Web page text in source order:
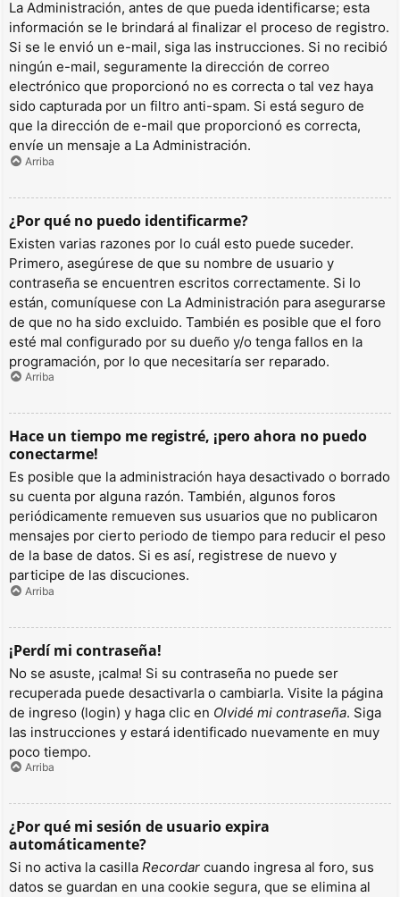
La Administración, antes de que pueda identificarse; esta
información se le brindará al finalizar el proceso de registro.
Si se le envió un e-mail, siga las instrucciones. Si no recibió
ningún e-mail, seguramente la dirección de correo
electrónico que proporcionó no es correcta o tal vez haya
sido capturada por un filtro anti-spam. Si está seguro de
que la dirección de e-mail que proporcionó es correcta,
envíe un mensaje a La Administración.
Arriba
¿Por qué no puedo identificarme?
Existen varias razones por lo cuál esto puede suceder.
Primero, asegúrese de que su nombre de usuario y
contraseña se encuentren escritos correctamente. Si lo
están, comuníquese con La Administración para asegurarse
de que no ha sido excluido. También es posible que el foro
esté mal configurado por su dueño y/o tenga fallos en la
programación, por lo que necesitaría ser reparado.
Arriba
Hace un tiempo me registré, ¡pero ahora no puedo
conectarme!
Es posible que la administración haya desactivado o borrado
su cuenta por alguna razón. También, algunos foros
periódicamente remueven sus usuarios que no publicaron
mensajes por cierto periodo de tiempo para reducir el peso
de la base de datos. Si es así, registrese de nuevo y
participe de las discuciones.
Arriba
¡Perdí mi contraseña!
No se asuste, ¡calma! Si su contraseña no puede ser
recuperada puede desactivarla o cambiarla. Visite la página
de ingreso (login) y haga clic en Olvidé mi contraseña. Siga
las instrucciones y estará identificado nuevamente en muy
poco tiempo.
Arriba
¿Por qué mi sesión de usuario expira
automáticamente?
Si no activa la casilla Recordar cuando ingresa al foro, sus
datos se guardan en una cookie segura, que se elimina al